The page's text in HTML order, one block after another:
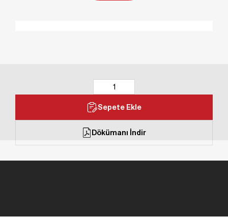
Sepete Ekle
Dökümanı İndir